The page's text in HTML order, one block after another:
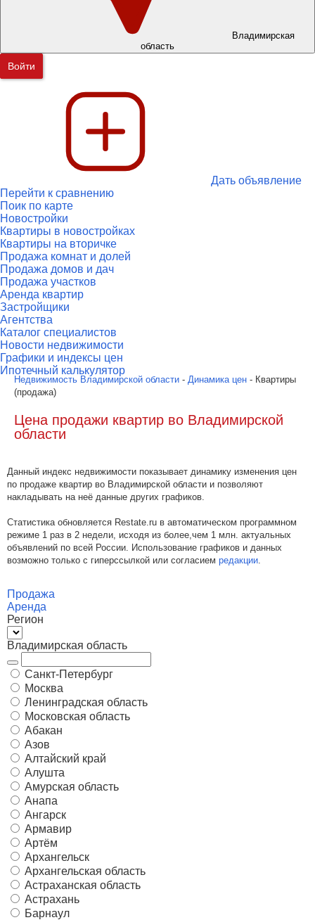
Владимирская
область
Войти
Дать объявление
Перейти к сравнению
Поик по карте
Новостройки
Квартиры в новостройках
Квартиры на вторичке
Продажа комнат и долей
Продажа домов и дач
Продажа участков
Аренда квартир
Застройщики
Агентства
Каталог специалистов
Новости недвижимости
Графики и индексы цен
Ипотечный калькулятор
Недвижимость Владимирской области - Динамика цен - Квартиры
(продажа)
Цена продажи квартир во Владимирской
области
Данный индекс недвижимости показывает динамику изменения цен
по продаже квартир во Владимирской области и позволяют
накладывать на неё данные других графиков.
Статистика обновляется Restate.ru в автоматическом программном
режиме 1 раз в 2 недели, исходя из более,чем 1 млн. актуальных
объявлений по всей России. Использование графиков и данных
возможно только с гиперссылкой или согласием редакции.
Продажа
Аренда
Регион
Владимирская область
Санкт-Петербург
Москва
Ленинградская область
Московская область
Абакан
Азов
Алтайский край
Алушта
Амурская область
Анапа
Ангарск
Армавир
Артём
Архангельск
Архангельская область
Астраханская область
Астрахань
Барнаул